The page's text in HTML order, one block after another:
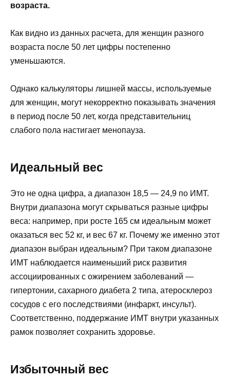
возраста.
Как видно из данных расчета, для женщин разного
возраста после 50 лет цифры постепенно
уменьшаются.
Однако калькуляторы лишней массы, используемые
для женщин, могут некорректно показывать значения
в период после 50 лет, когда представительниц
слабого пола настигает менопауза.
Идеальный вес
Это не одна цифра, а диапазон 18,5 — 24,9 по ИМТ.
Внутри диапазона могут скрываться разные цифры
веса: например, при росте 165 см идеальным может
оказаться вес 52 кг, и вес 67 кг. Почему же именно этот
диапазон выбран идеальным? При таком диапазоне
ИМТ наблюдается наименьший риск развития
ассоциированных с ожирением заболеваний —
гипертонии, сахарного диабета 2 типа, атеросклероз
сосудов с его последствиями (инфаркт, инсульт).
Соответственно, поддержание ИМТ внутри указанных
рамок позволяет сохранить здоровье.
Избыточный вес